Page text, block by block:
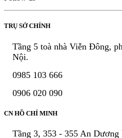
TRỤ SỞ CHÍNH
Tầng 5 toà nhà Viễn Đông,
Nội.
0985 103 666
0906 020 090
CN HỒ CHÍ MINH
Tầng 3, 353 - 355 An